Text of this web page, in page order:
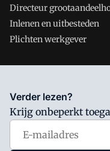
Directeur
Inlenen en uitbesteden
Plichten werkgever
Salarisnet is onderdeel
waar VMN media voor
volgende regelingen
Privacy en Cookie
Verder lezen?
Krijg onbeperkt